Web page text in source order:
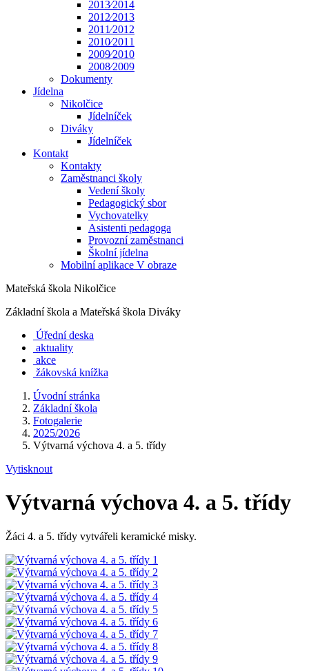
2013⁄2014
2012⁄2013
2011⁄2012
2010⁄2011
2009⁄2010
2008⁄2009
Dokumenty
Jídelna
Nikolčice
Jídelníček
Diváky
Jídelníček
Kontakt
Kontakty
Zaměstnanci školy
Vedení školy
Pedagogický sbor
Vychovatelky
Asistenti pedagoga
Provozní zaměstnanci
Školní jídelna
Mobilní aplikace V obraze
Mateřská škola Nikolčice
Základní škola a Mateřská škola Diváky
Úřední deska
aktuality
akce
žákovská knížka
Úvodní stránka
Základní škola
Fotogalerie
2025/2026
Výtvarná výchova 4. a 5. třídy
Vytisknout
Výtvarná výchova 4. a 5. třídy
Žáci 4. a 5. třídy vytvářeli keramické misky.